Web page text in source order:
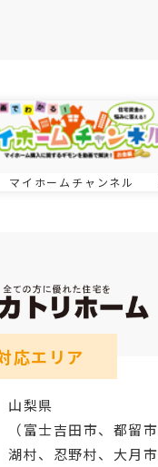
マイホームチャンネル
応エリア
山梨県
（富士吉田市、 都留市
湖村、忍野村、 大月市